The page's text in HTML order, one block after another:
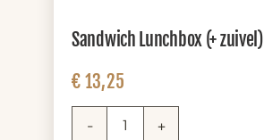
Sandwich Lunchbox (+ zuivel)
€ 13,25
Sandwich